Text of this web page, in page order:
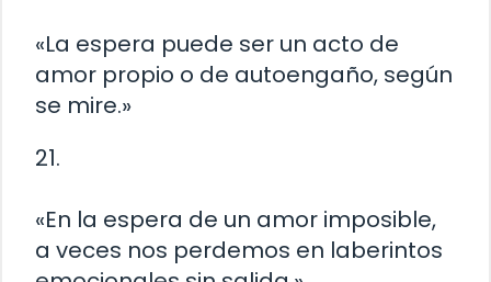
«La espera puede ser un acto de
amor propio o de autoengaño, según
se mire.»
21.
«En la espera de un amor imposible,
a veces nos perdemos en laberintos